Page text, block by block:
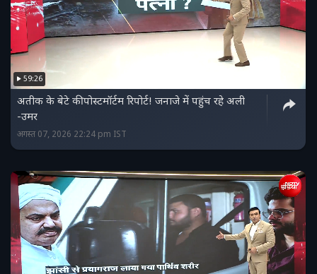
59:26
अतीक के बेटे की पोस्टमॉर्टम रिपोर्ट! जनाजे में पहुंच रहे अली
-उमर
अगस्त 07, 2026 22:24 pm IST